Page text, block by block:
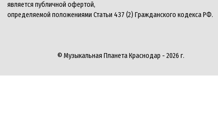
является публичной офертой,
определяемой положениями Статьи 437 (2) Гражданского кодекса РФ.
© Музыкальная Планета Краснодар - 2026 г.